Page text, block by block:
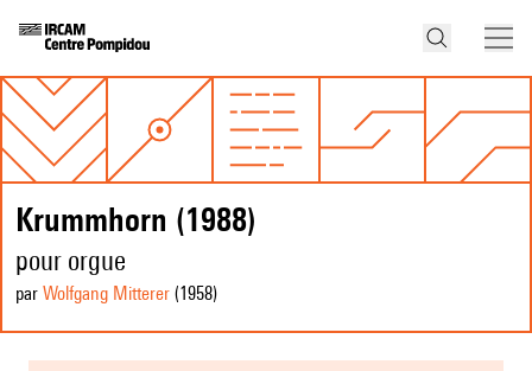
Krummhorn (1988)
pour orgue
par Wolfgang Mitterer (1958)